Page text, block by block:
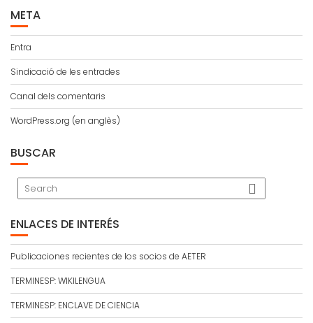
META
Entra
Sindicació de les entrades
Canal dels comentaris
WordPress.org (en anglès)
BUSCAR
ENLACES DE INTERÉS
Publicaciones recientes de los socios de AETER
TERMINESP: WIKILENGUA
TERMINESP: ENCLAVE DE CIENCIA